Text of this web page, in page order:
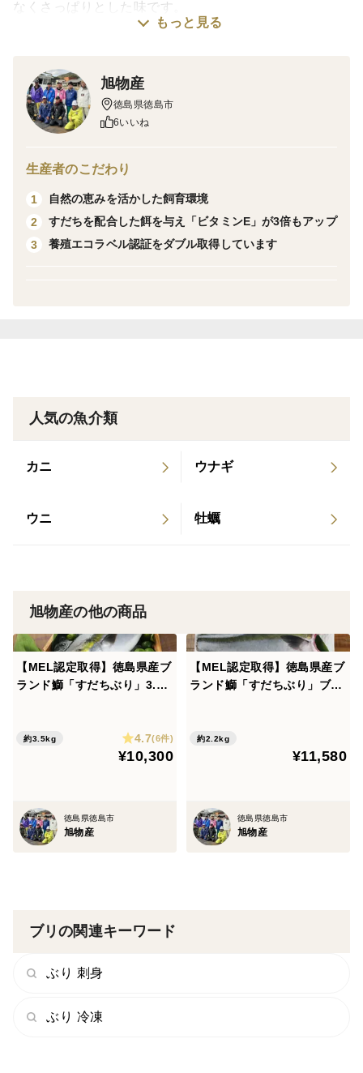
なくさっぱりとした味です。
い。
まずは刺身・ぶりしゃぶ・カルパッチョをはじめ、生食
でのお召し上がりをお勧めします。
徳島県産ブランド鰤「すだちぶり」150g×3パック
もっと見る
旭物産
徳島県徳島市
6いいね
生産者のこだわり
1
自然の恵みを活かした飼育環境
2
すだちを配合した餌を与え「ビタミンE」が3倍もアップ
3
養殖エコラベル認証をダブル取得しています
人気の魚介類
カニ ウナギ
ウニ 牡蠣
旭物産の他の商品
【MEL認定取得】徳島県産ブ
ランド鰤「すだちぶり」3.5k
約3.5kg 4.7(6件)
¥10,300
徳島県徳島市
旭物産
【MEL認定取得】徳島県産ブ
ランド鰤「すだちぶり」ブリ
約2.2kg
¥11,580
徳島県徳島市
旭物産
ブリの関連キーワード
ぶり 刺身
ぶり 冷凍